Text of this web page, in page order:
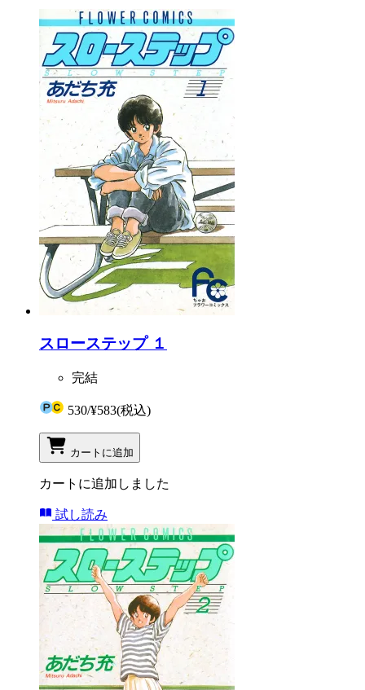
スローステップ １
完結
530/¥583(税込)
カートに追加
カートに追加しました
試し読み